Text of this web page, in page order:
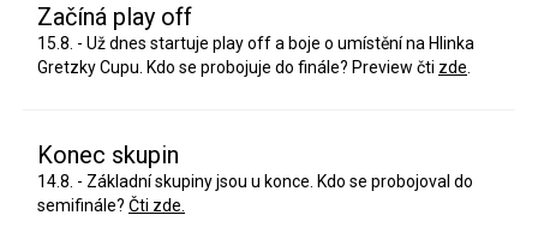
Začíná play off
15.8. - Už dnes startuje play off a boje o umístění na Hlinka
Gretzky Cupu. Kdo se probojuje do finále? Preview čti zde
Konec skupin
14.8. - Základní skupiny jsou u konce. Kdo se probojoval do
semifinále? Čti zde.